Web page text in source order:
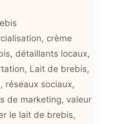
, crème
, détaillants locaux,
, Lait de brebis,
, réseaux sociaux,
de marketing, valeur
le lait de brebis,